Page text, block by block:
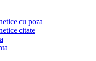
cu poza
citate